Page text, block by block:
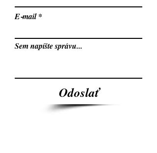
E‑mail
Sem napíšte správu...
Odoslať